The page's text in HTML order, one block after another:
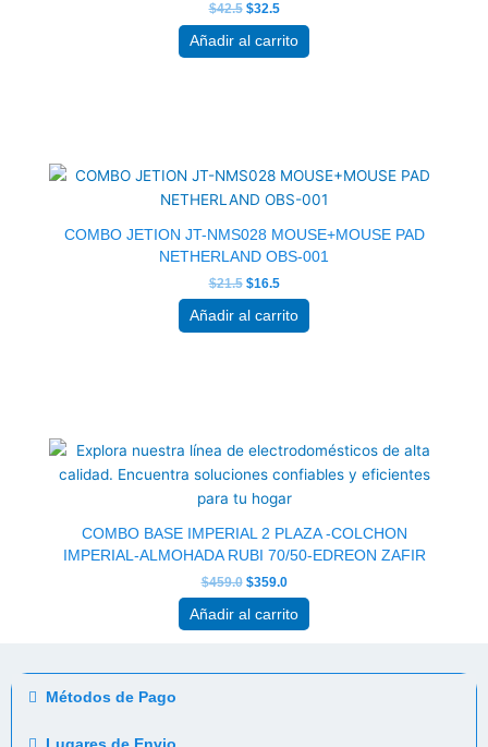
$42.5 $32.5
Añadir al carrito
COMBO JETION JT-NMS028 MOUSE+MOUSE PAD
NETHERLAND OBS-001
$21.5
original
era:
$21.5.
$16.5
actual
es:
$16.5.
Añadir al carrito
COMBO BASE IMPERIAL 2 PLAZA -COLCHON
IMPERIAL-ALMOHADA RUBI 70/50-EDREON ZAFIR
$459.0
original
era:
$459.0.
$359.0
actual
es:
$359.0.
Añadir al carrito
Métodos de Pago